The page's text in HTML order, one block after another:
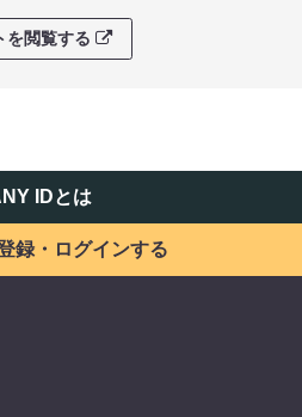
を閲覧する
IDとは
録・ログインする